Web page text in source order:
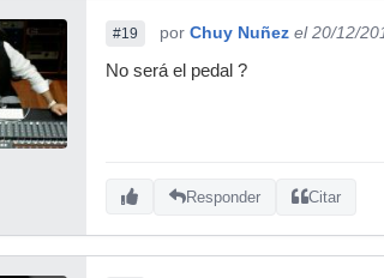
#19 por Chuy Nuñez el 20/12/
No será el pedal ?
Responder Citar